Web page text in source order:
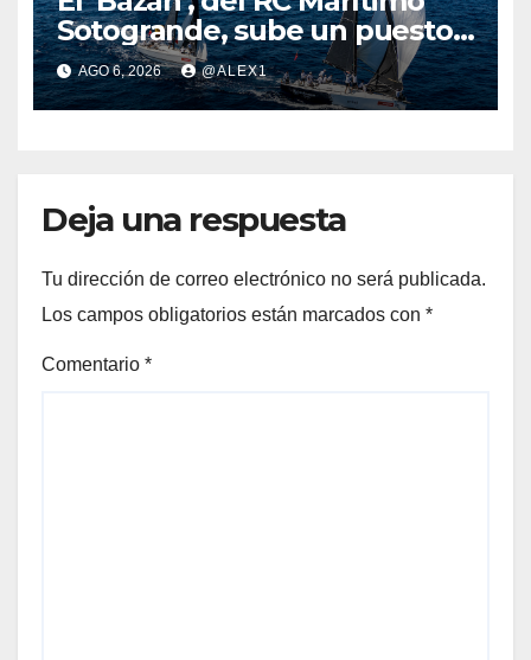
Sotogrande, sube un puesto
en la general de la Clase ORC
A de la 44ª Copa del Rey
Mapfre
AGO 6, 2026 @ALEX1
Deja una respuesta
Tu dirección de correo electrónico no será publicada.
Los campos obligatorios están marcados con *
Comentario *